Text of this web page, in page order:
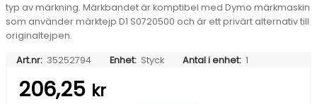
typ av märkning. Märkbandet är komptibel med Dymo märkmaskin
som använder märktejp D1 S0720500 och är ett privärt alternativ till
originaltejpen.
Art.nr: 35252794 Enhet: Styck Antal i enhet: 1
206,25 kr